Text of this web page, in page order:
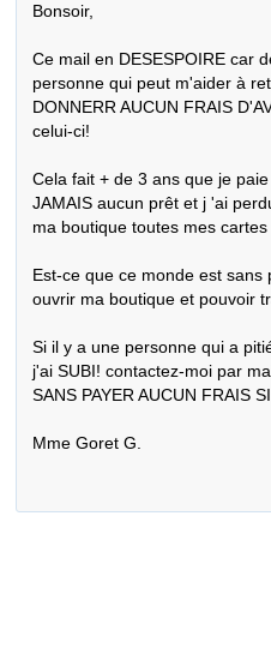
Bonsoir,
Ce mail en DESESPOIRE car
personne qui peut m'aider à
DONNERR AUCUN FRAIS
celui-ci!
Cela fait + de 3 ans que je
JAMAIS aucun prêt et j 'ai
ma boutique toutes mes
Est-ce que ce monde est sans
ouvrir ma boutique et pouvoir
Si il y a une personne qui a
j'ai SUBI! contactez-moi par
SANS PAYER AUCUN FRAIS
Mme Goret G.